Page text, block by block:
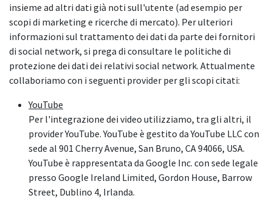
insieme ad altri dati già noti sull'utente (ad esempio per
scopi di marketing e ricerche di mercato). Per ulteriori
informazioni sul trattamento dei dati da parte dei fornitori
di social network, si prega di consultare le politiche di
protezione dei dati dei relativi social network. Attualmente
collaboriamo con i seguenti provider per gli scopi citati:
YouTube
Per l'integrazione dei video utilizziamo, tra gli altri, il
provider YouTube. YouTube è gestito da YouTube LLC con
sede al 901 Cherry Avenue, San Bruno, CA 94066, USA.
YouTube è rappresentata da Google Inc. con sede legale
presso Google Ireland Limited, Gordon House, Barrow
Street, Dublino 4, Irlanda.